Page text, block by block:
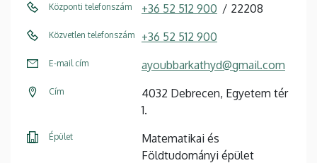
Központi telefonszám +36 52 512 900 22208
Közvetlen telefonszám +36 52 512 900
E-mail cím ayoubbarkathyd@gmail.com
Cím
4032 Debrecen, Egyetem tér
1.
Épület
Matematikai és
Földtudományi épület